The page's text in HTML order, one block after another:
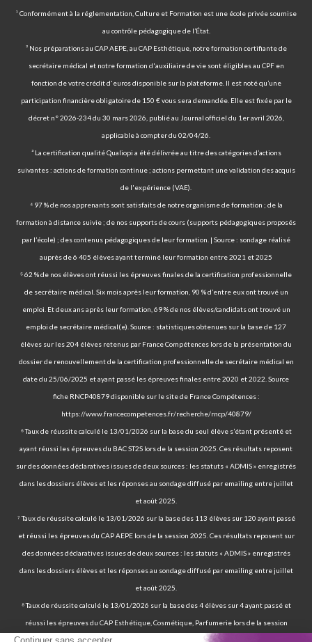
¹ Conformément à la réglementation, Culture et Formation est une école privée soumise
au contrôle pédagogique de l’État.
² Nos préparations au CAP AEPE, au CAP Esthétique, notre formation certifiante de
secrétaire médical et notre formation d'auxiliaire de vie sont éligibles au CPF en
fonction de votre crédit d'euros disponible sur la plateforme. Il est noté qu’une
participation financière obligatoire de 150 € vous sera demandée. Elle est fixée par le
décret n° 2026-234 du 30 mars 2026, publié au Journal officiel du 1er avril 2026,
applicable à compter du 02/04/26.
³ La certification qualité Qualiopi a été délivrée au titre des catégories d’actions
suivantes : actions de formation continue ; actions permettant une validation des acquis
de l'expérience (VAE).
⁴ 97 % de nos apprenants sont satisfaits de notre organisme de formation ; de la
formation à distance suivie ; de nos supports de cours (supports pédagogiques proposés
par l’école) ; des contenus pédagogiques de leur formation. | Source : sondage réalisé
auprès de 6 405 élèves ayant terminé leur formation entre 2021 et 2025
⁵ 62 % de nos élèves ont réussi les épreuves finales de la certification professionnelle
de secrétaire médical. Six mois après leur formation, 90 % d’entre eux ont trouvé un
emploi. Et deux ans après leur formation, 69 % de nos élèves/candidats ont trouvé un
emploi de secrétaire médical(e). Source : statistiques obtenues sur la base de 127
élèves sur les 204 élèves retenus par France Compétences lors de la présentation du
dossier de renouvellement de la certification professionnelle de secrétaire médical en
date du 25/06/2025 et ayant passé les épreuves finales entre 2020 et 2022. Source
fiche RNCP40879 disponible sur le site de France Compétences :
https://www.francecompetences.fr/recherche/rncp/40879/
⁶ Taux de réussite calculé le 13/01/2026 sur la base du seul élève s’étant présenté et
ayant réussi les épreuves du BAC ST2S lors de la session 2025. Ces résultats reposent
sur des données déclaratives issues de deux sources : les statuts « ADMIS » enregistrés
dans les dossiers élèves et les réponses au sondage diffusé par emailing entre juillet
et août 2025.
⁷ Taux de réussite calculé le 13/01/2026 sur la base des 113 élèves sur 120 ayant passé
et réussi les épreuves du CAP AEPE lors de la session 2025. Ces résultats reposent sur
des données déclaratives issues de deux sources : les statuts « ADMIS » enregistrés
dans les dossiers élèves et les réponses au sondage diffusé par emailing entre juillet
et août 2025.
⁸ Taux de réussite calculé le 13/01/2026 sur la base des 4 élèves sur 4 ayant passé et
réussi les épreuves du CAP Esthétique, Cosmétique, Parfumerie lors de la session
2025. Ces résultats reposent sur des données déclaratives issues de deux sources : les